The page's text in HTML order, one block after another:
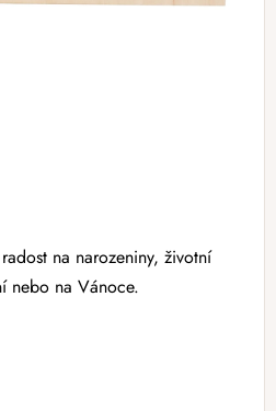
na narozeniny, životní
nebo na Vánoce.